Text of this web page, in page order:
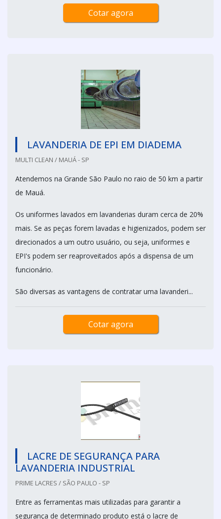
Cotar agora
LAVANDERIA DE EPI EM DIADEMA
MULTI CLEAN / MAUÁ - SP
Atendemos na Grande São Paulo no raio de 50 km a partir
de Mauá.
Os uniformes lavados em lavanderias duram cerca de 20%
mais. Se as peças forem lavadas e higienizados, podem ser
direcionados a um outro usuário, ou seja, uniformes e
EPI's podem ser reaproveitados após a dispensa de um
funcionário.
São diversas as vantagens de contratar uma lavanderi...
Cotar agora
LACRE DE SEGURANÇA PARA
LAVANDERIA INDUSTRIAL
PRIME LACRES / SÃO PAULO - SP
Entre as ferramentas mais utilizadas para garantir a
segurança de determinado produto está o lacre de